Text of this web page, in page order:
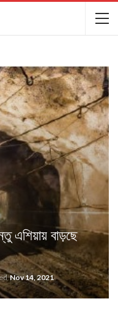
এশিয়ায় বাড়ছে
Nov 14, 2021